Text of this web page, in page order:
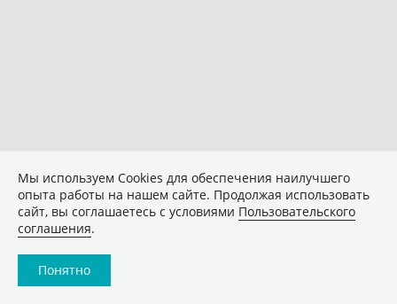
Мы используем Сookies для обеспечения наилучшего
опыта работы на нашем сайте. Продолжая использовать
сайт, вы соглашаетесь с условиями Пользовательского
соглашения.
Понятно